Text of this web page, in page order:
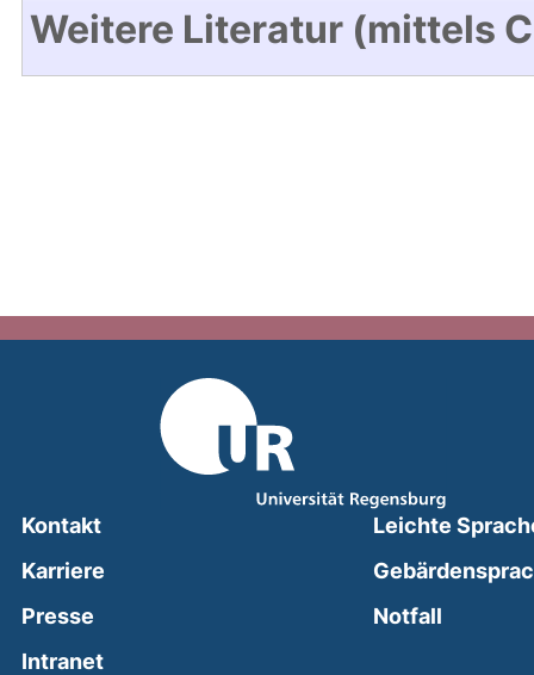
Weitere Literatur (mittels
Kontakt
Karriere
Presse
Intranet(external link, opens in a new window)
Leichte
Notfall